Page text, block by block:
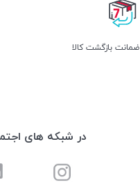
بازگشت کالا
در شبکه های